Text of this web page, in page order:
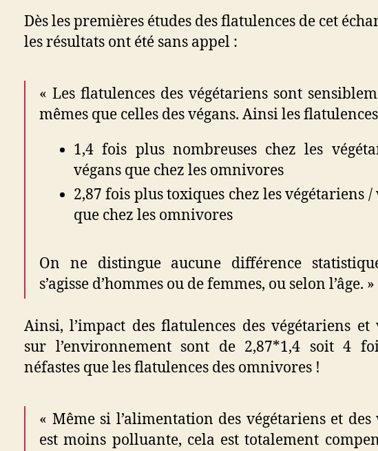
Dès les premières études des flatulences de cet
les résultats ont été sans appel :
« Les flatulences des végétariens sont
mêmes que celles des végans. Ainsi les
1,4 fois plus nombreuses chez les
végans que chez les omnivores
2,87 fois plus toxiques chez les végétariens /
que chez les omnivores
On ne distingue aucune différence
s’agisse d’hommes ou de femmes, ou selon l’âge. »
Ainsi, l’impact des flatulences des végétariens et
sur l’environnement sont de 2,87*1,4 soit 4
néfastes que les flatulences des omnivores !
« Même si l’alimentation des végétariens et des
est moins polluante, cela est totalement